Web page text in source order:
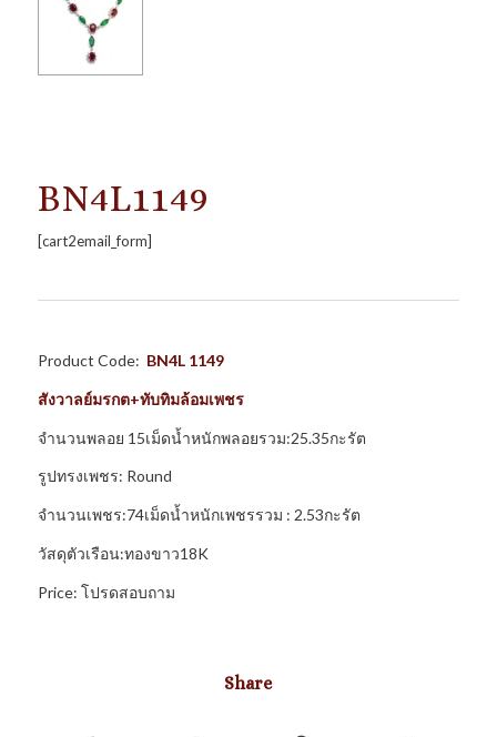
BN4L1149
[cart2email_form]
Product Code: BN4L 1149
สังวาลย์มรกต+ทับทิมล้อมเพชร
จำนวนพลอย 15เม็ดน้ำหนักพลอยรวม:25.35กะรัต
รูปทรงเพชร: Round
จำนวนเพชร:74เม็ดน้ำหนักเพชรรวม : 2.53กะรัต
วัสดุตัวเรือน:ทองขาว18K
Price: โปรดสอบถาม
Share